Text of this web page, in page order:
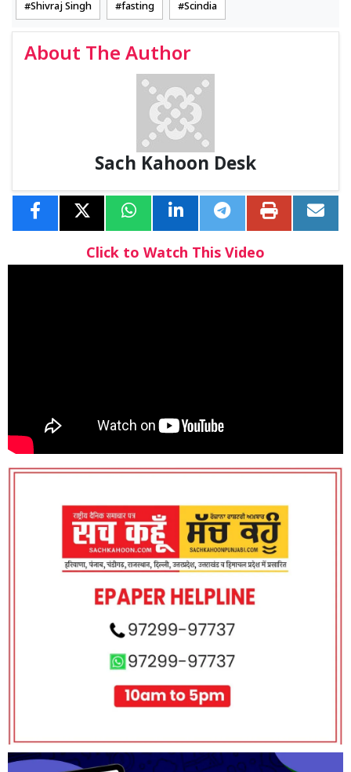
Shivraj Singh fasting Scindia
About The Author
Sach Kahoon Desk
Click to Watch This Video